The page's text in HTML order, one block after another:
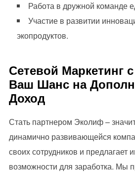
Работа в дружной команде
Участие в развитии
экопродуктов.
Сетевой Маркетинг
Ваш Шанс на
Доход
Стать партнером Эколиф –
динамично развивающейся
своих сотрудников и предлагает
возможности для заработка. Мы